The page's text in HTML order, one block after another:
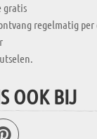
gratis
regelmatig
OOK BIJ